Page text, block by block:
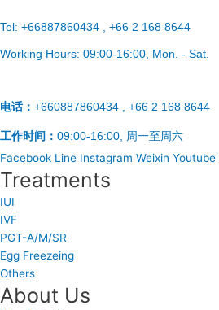
Tel: +66887860434 , +66 2 168 8644
Working Hours: 09:00-16:00 , Mon. - Sat.
电话： +660887860434 , +66 2 168 8644
工作时间： 09:00-16:00, 周一至周六
Facebook Line Instagram Weixin Youtube
Treatments
IUI
IVF
PGT-A/M/SR
Egg Freezeing
Others
About Us